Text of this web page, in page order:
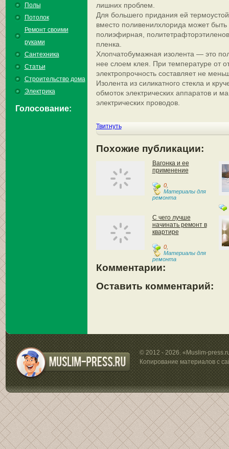
Полы
Потолок
Ремонт своими
руками
Сантехника
Статьи
Строительство дома
Электрика
Голосование:
лишних проблем.
Для большего придания ей
вместо поливенилхлорида может
полиэфирная,
пленка.
Хлопчатобумажная изолента — это
нее слоем клея. При температуре от
электропрочность составляет не
Изолента из силикатного стекла и
обмоток электрических аппаратов и
электрических проводов.
Твитнуть
Похожие публикации:
Вагонка и ее
применение
0,
Материалы для
ремонта
С чего лучше
начинать ремонт в
квартире
0,
Материалы для
ремонта
Комментарии:
Оставить комментарий:
© 2012 - 2026. «Muslim-
Копирование материалов с